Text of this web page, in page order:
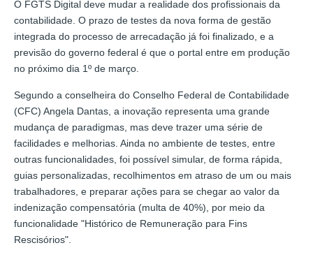
O FGTS Digital deve mudar a realidade dos profissionais da
contabilidade. O prazo de testes da nova forma de gestão
integrada do processo de arrecadação já foi finalizado, e a
previsão do governo federal é que o portal entre em produção
no próximo dia 1º de março.
Segundo a conselheira do Conselho Federal de Contabilidade
(CFC) Angela Dantas, a inovação representa uma grande
mudança de paradigmas, mas deve trazer uma série de
facilidades e melhorias. Ainda no ambiente de testes, entre
outras funcionalidades, foi possível simular, de forma rápida,
guias personalizadas, recolhimentos em atraso de um ou mais
trabalhadores, e preparar ações para se chegar ao valor da
indenização compensatória (multa de 40%), por meio da
funcionalidade "Histórico de Remuneração para Fins
Rescisórios".